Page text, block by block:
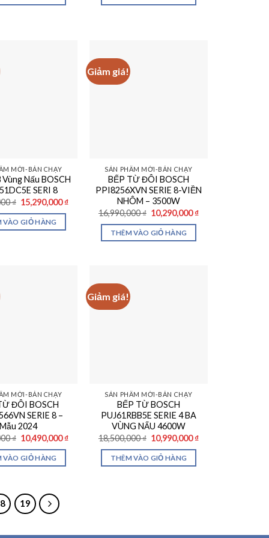
MỚI-BÁN CHẠY
Nấu BOSCH
SERI 8
₫ Giá
gốc
là:
23,390,000 ₫.
15,290,000₫Giá
15,290,000 ₫.
VÀO GIỎ HÀNG
Giảm giá!
SẢN PHẨM MỚI-BÁN CHẠY
BẾP TỪ ĐÔI BOSCH
PPI8256XVN SERIE 8-VIỀN
NHÔM – 3500W
16,990,000₫ Giá
gốc
là:
16,990,000 ₫.
10,290,000₫Giá
THÊM VÀO GIỎ HÀNG
MỚI-BÁN CHẠY
ĐÔI BOSCH
SERIE 8 –
Mẫu 2024
₫ Giá
gốc
là:
17,990,000 ₫.
10,490,000₫Giá
VÀO GIỎ HÀNG
Giảm giá!
SẢN PHẨM MỚI-BÁN CHẠY
BẾP TỪ BOSCH
PUJ61RBB5E SERIE 4 BA
VÙNG NẤU 4600W
18,500,000₫ Giá
gốc
là:
18,500,000 ₫.
10,990,000₫Giá
THÊM VÀO GIỎ HÀNG
19